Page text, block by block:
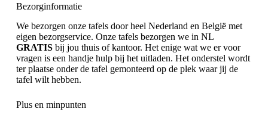
Bezorginformatie
We bezorgen onze tafels door heel Nederland en België met
eigen bezorgservice. Onze tafels bezorgen we in NL
GRATISbij jou thuis of kantoor. Het enige wat we er voor
vragen is een handje hulp bij het uitladen. Het onderstel wordt
ter plaatse onder de tafel gemonteerd op de plek waar jij de
tafel wilt hebben.
Plus en minpunten